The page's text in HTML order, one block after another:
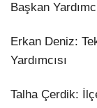
Başkan
​Erkan Deniz:
Yardımcısı
​Talha Çerdik: